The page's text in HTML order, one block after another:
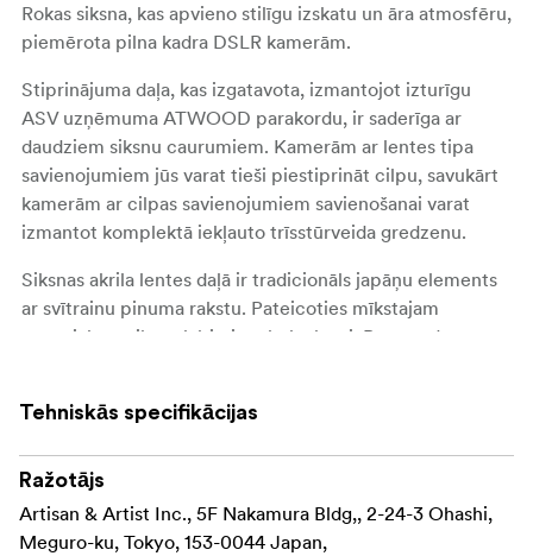
Rokas siksna, kas apvieno stilīgu izskatu un āra atmosfēru,
piemērota pilna kadra DSLR kamerām.
Stiprinājuma daļa, kas izgatavota, izmantojot izturīgu
ASV uzņēmuma ATWOOD parakordu, ir saderīga ar
daudziem siksnu caurumiem. Kamerām ar lentes tipa
savienojumiem jūs varat tieši piestiprināt cilpu, savukārt
kamerām ar cilpas savienojumiem savienošanai varat
izmantot komplektā iekļauto trīsstūrveida gredzenu.
Siksnas akrila lentes daļā ir tradicionāls japāņu elements
ar svītrainu pinuma rakstu. Pateicoties mīkstajam
materiālam, siksna labi pieguļ plaukstai. Paracord un
nodrošinot pietiekamu izturību. Pateicoties parakordam
ar lielisku izturību, šī ir izcila siksna, kas spēj izturēt
lielāku kameru, piemēram, DSLR, svaru.
Tehniskās specifikācijas
Ražotājs
Artisan & Artist Inc., 5F Nakamura Bldg,, 2-24-3 Ohashi,
Meguro-ku, Tokyo, 153-0044 Japan,